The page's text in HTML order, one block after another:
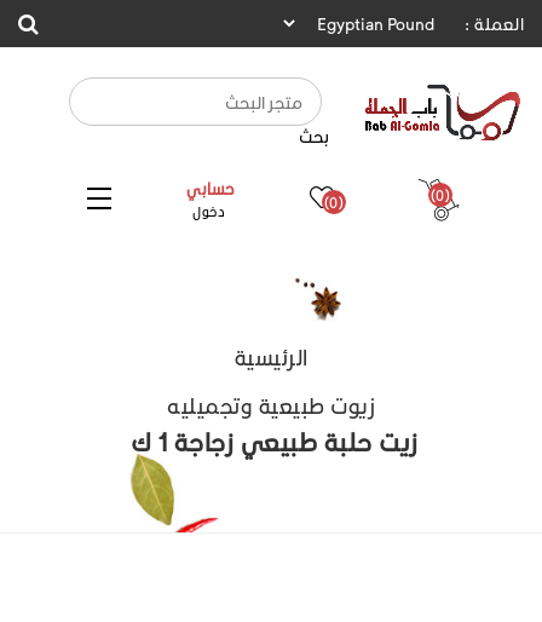
العملة :
بحث
حسابي
دخول (0) (0)
الرئيسية
زيوت طبيعية وتجميليه
زيت حلبة طبيعي زجاجة 1 ك